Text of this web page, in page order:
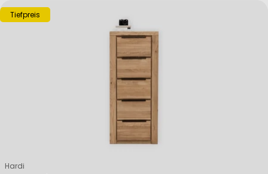
Tiefpreis
Verkäufer:
Hardi